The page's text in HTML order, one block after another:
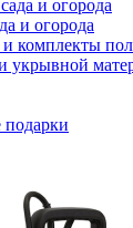
и огорода
комплекты
укрывной
подарки